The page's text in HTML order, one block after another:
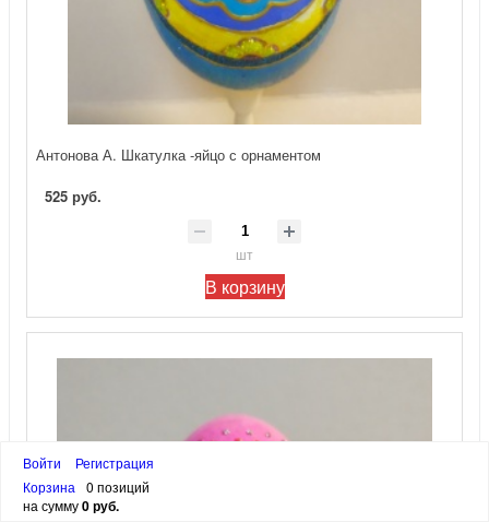
Антонова А. Шкатулка -яйцо с орнаментом
525 руб.
шт
В корзину
Войти
Регистрация
Корзина
0 позиций
на сумму0 руб.